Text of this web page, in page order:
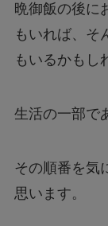
晩御飯の後に
もいれば、そ
もいるかもし
生活の一部で
その順番を気
思います。